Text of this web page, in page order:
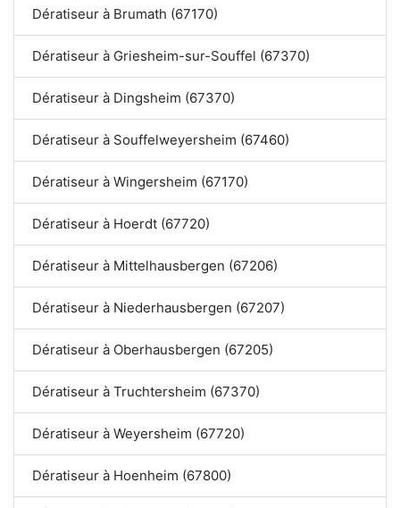
Dératiseur à Brumath (67170)
Dératiseur à Griesheim-sur-Souffel (67370)
Dératiseur à Dingsheim (67370)
Dératiseur à Souffelweyersheim (67460)
Dératiseur à Wingersheim (67170)
Dératiseur à Hoerdt (67720)
Dératiseur à Mittelhausbergen (67206)
Dératiseur à Niederhausbergen (67207)
Dératiseur à Oberhausbergen (67205)
Dératiseur à Truchtersheim (67370)
Dératiseur à Weyersheim (67720)
Dératiseur à Hoenheim (67800)